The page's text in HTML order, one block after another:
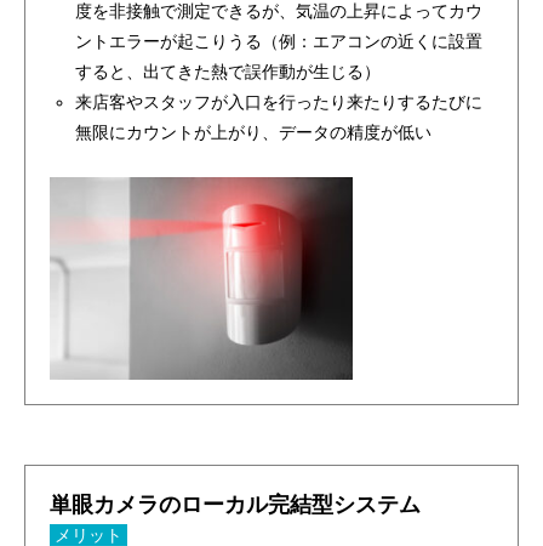
度を非接触で測定できるが、気温の上昇によってカウ
ントエラーが起こりうる（例：エアコンの近くに設置
すると、出てきた熱で誤作動が生じる）
来店客やスタッフが入口を行ったり来たりするたびに
無限にカウントが上がり、データの精度が低い
単眼カメラのローカル完結型システム
メリット